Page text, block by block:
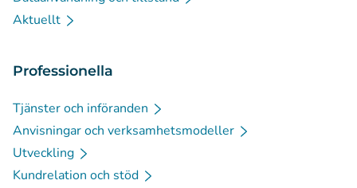
Aktuellt
Professionella
Tjänster och införanden
Anvisningar och verksamhetsmodeller
Utveckling
Kundrelation och stöd